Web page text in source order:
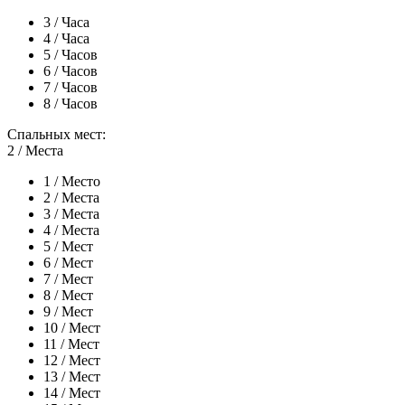
3 / Часа
4 / Часа
5 / Часов
6 / Часов
7 / Часов
8 / Часов
Спальных мест:
2 / Места
1 / Место
2 / Места
3 / Места
4 / Места
5 / Мест
6 / Мест
7 / Мест
8 / Мест
9 / Мест
10 / Мест
11 / Мест
12 / Мест
13 / Мест
14 / Мест